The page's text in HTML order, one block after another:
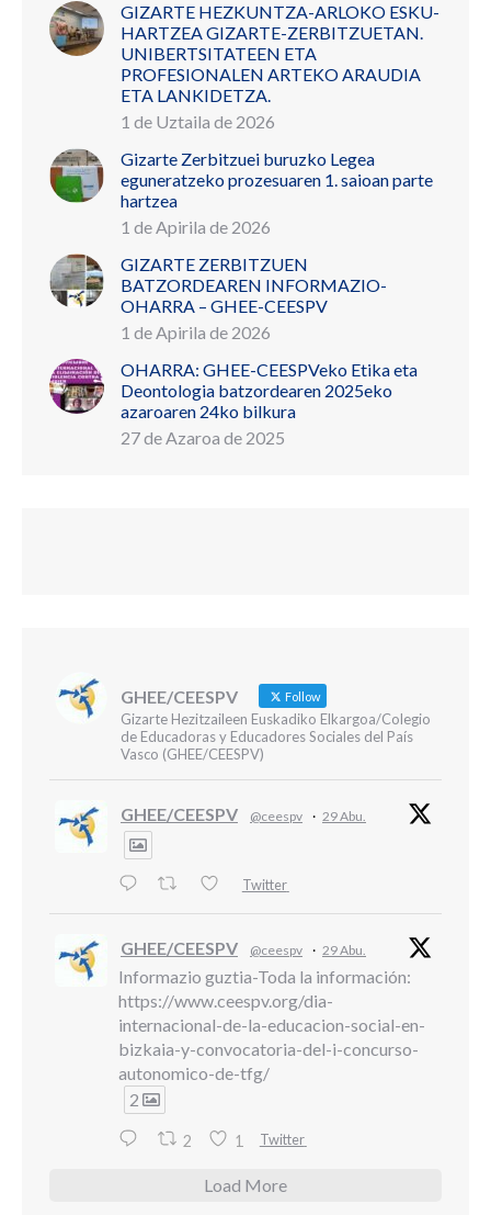
GIZARTE HEZKUNTZA-ARLOKO ESKU-
HARTZEA GIZARTE-ZERBITZUETAN.
UNIBERTSITATEEN ETA
PROFESIONALEN ARTEKO ARAUDIA
ETA LANKIDETZA.
1 de Uztaila de 2026
Gizarte Zerbitzuei buruzko Legea
eguneratzeko prozesuaren 1. saioan parte
hartzea
1 de Apirila de 2026
GIZARTE ZERBITZUEN
BATZORDEAREN INFORMAZIO-
OHARRA – GHEE-CEESPV
1 de Apirila de 2026
OHARRA: GHEE-CEESPVeko Etika eta
Deontologia batzordearen 2025eko
azaroaren 24ko bilkura
27 de Azaroa de 2025
GHEE/CEESPV Follow
Gizarte Hezitzaileen Euskadiko Elkargoa/Colegio
de Educadoras y Educadores Sociales del País
Vasco (GHEE/CEESPV)
GHEE/CEESPV @ceespv · 29 Abu.
Twitter
GHEE/CEESPV @ceespv · 29 Abu.
Informazio guztia-Toda la información:
https://www.ceespv.org/dia-
internacional-de-la-educacion-social-en-
bizkaia-y-convocatoria-del-i-concurso-
autonomico-de-tfg/
2
2 1 Twitter
Load More